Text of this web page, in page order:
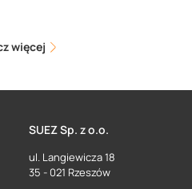
więcej
SUEZ Sp. z o.o.
ul. Langiewicza 18
35 - 021 Rzeszów